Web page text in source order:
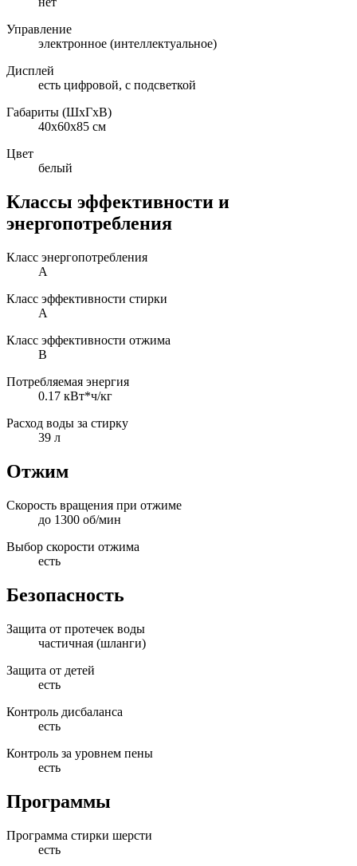
Управление
электронное (интеллектуальное)
Дисплей
есть цифровой, с подсветкой
Габариты (ШxГxВ)
40x60x85 см
Цвет
белый
Классы эффективности и
энергопотребления
Класс энергопотребления
A
Класс эффективности стирки
A
Класс эффективности отжима
B
Потребляемая энергия
0.17 кВт*ч/кг
Расход воды за стирку
39 л
Отжим
Скорость вращения при отжиме
до 1300 об/мин
Выбор скорости отжима
есть
Безопасность
Защита от протечек воды
частичная (шланги)
Защита от детей
есть
Контроль дисбаланса
есть
Контроль за уровнем пены
есть
Программы
Программа стирки шерсти
есть